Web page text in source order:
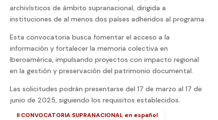
archivísticos de ámbito supranacional, dirigida a
instituciones de al menos dos países adheridos al programa.
Esta convocatoria busca fomentar el acceso a la
información y fortalecer la memoria colectiva en
Iberoamérica, impulsando proyectos con impacto regional
en la gestión y preservación del patrimonio documental.
Las solicitudes podrán presentarse del 17 de marzo al 17 de
junio de 2025, siguiendo los requisitos establecidos.
II CONVOCATORIA SUPRANACIONAL en español